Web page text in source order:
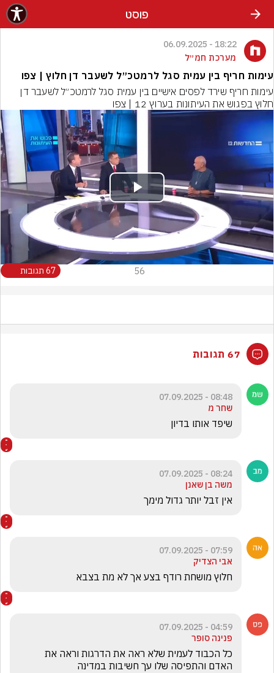
פוסט
18:22 - 06.09.2025
מערכת חמ״ל
עימות חריף בין עמית סגל לרמטכ״ל לשעבר דן חלוץ | צפו
חלוץ בפגוש את העיתונות בערוץ 12 | צפו
Play
Video
56 67 תגובות
67 תגובות
08:48 - 07.09.2025
שחר מ
שיפד אותו בדיון
08:24 - 07.09.2025
משה בן שאנן
אין זבל יותר גדול מימך
07:59 - 07.09.2025
אבי הצדיק
חלוץ מושחת רודף בצע אך לא מת בצבא
04:59 - 07.09.2025
פנינה סופר
האדם והתפיסה שלו עך חשיבות במדינה